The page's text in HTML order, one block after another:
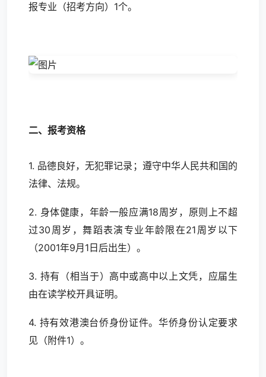
报专业（招考方向）1个。
二、报考资格
1. 品德良好，无犯罪记录；遵守中华人民共和国的
法律、法规。
2. 身体健康，年龄一般应满18周岁，原则上不超
过30周岁，舞蹈表演专业年龄限在21周岁以下
（2001年9月1日后出生）。
3. 持有（相当于）高中或高中以上文凭，应届生
由在读学校开具证明。
4. 持有效港澳台侨身份证件。华侨身份认定要求
见（附件1）。